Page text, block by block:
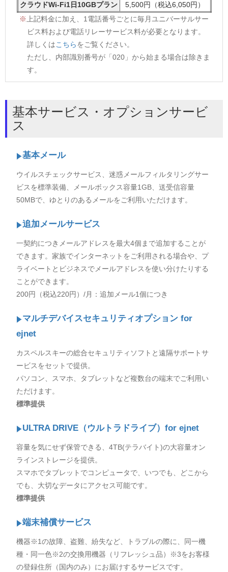
クラウドWi-Fi1日10GBプラン
5,500円（税込6,050円）
上記料金に加え、1電話番号ごとに毎月ユニバーサルサー
ビス料および電話リレーサービス料が必要となります。
詳しくはこちらをご覧ください。
ただし、内部識別番号が「020」から始まる場合は除きま
す。
基本サービス・オプションサービ
ス
基本メール
ウイルスチェックサービス、迷惑メールフィルタリングサー
ビスを標準装備、メールボックス容量1GB、送受信容量
50MBで、ゆとりのあるメールをご利用いただけます。
追加メールサービス
一契約につきメールアドレスを最大4個まで追加することが
できます。家族でインターネットをご利用される場合や、プ
ライベートとビジネスでメールアドレスを使い分けたりする
ことができます。
200円（税込220円）/月：追加メール1個につき
マルチデバイスセキュリティオプション for
ejnet
カスペルスキーの総合セキュリティソフトと遠隔サポートサ
ービスをセットで提供。
パソコン、スマホ、タブレットなど複数台の端末でご利用い
ただけます。
標準提供
ULTRA DRIVE（ウルトラドライブ）for ejnet
容量を気にせず保管できる、4TB(テラバイト)の大容量オン
ラインストレージを提供。
スマホでタブレットでコンピュータで、いつでも、どこから
でも、大切なデータにアクセス可能です。
標準提供
端末補償サービス
機器※1の故障、盗難、紛失など、トラブルの際に、同一機
種・同一色※2の交換用機器（リフレッシュ品）※3をお客様
の登録住所（国内のみ）にお届けするサービスです。